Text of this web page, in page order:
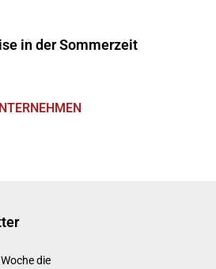
in der Sommerzeit
die